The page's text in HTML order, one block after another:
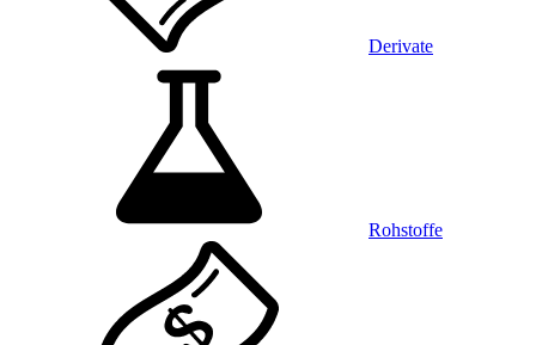
Derivate
Rohstoffe